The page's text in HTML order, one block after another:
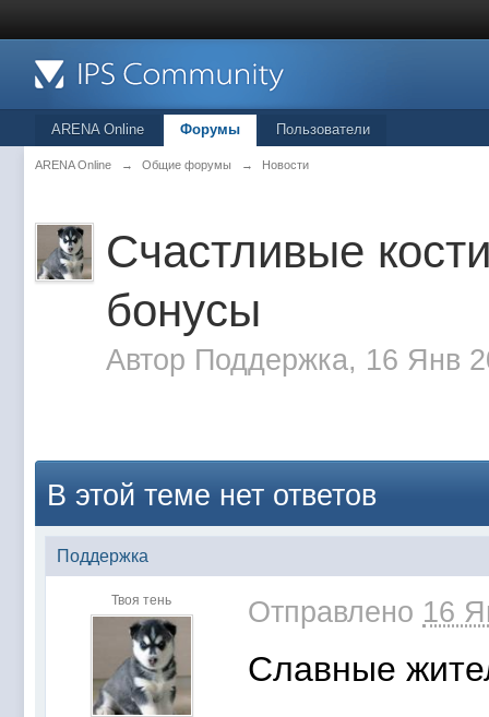
ARENA Online Форумы Пользователи
ARENA Online → Общие форумы → Новости
Счастливые
бонусы
Автор Поддержка, 16 Янв
В этой теме нет ответов
Поддержка
Твоя тень Отправлено 16
Славные